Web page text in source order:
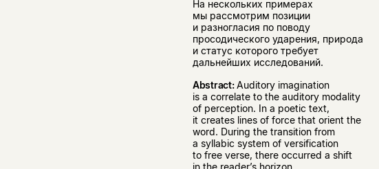
На нескольких примерах
мы рассмотрим позиции
и разногласия по поводу
просодического ударения, природа
и статус которого требует
дальнейших исследований.
Abstract:Auditory imagination
is a correlate to the auditory modality
of perception. In a poetic text,
it creates lines of force that orient the
word. During the transition from
a syllabic system of versification
to free verse, there occurred a shift